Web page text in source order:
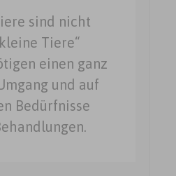
sind nicht
Tiere“
einen ganz
und auf
Bedürfnisse